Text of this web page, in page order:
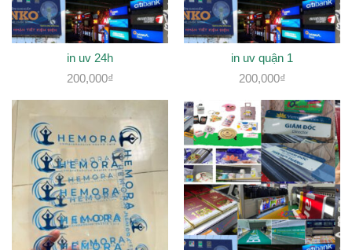
in uv 24h
200,000₫
in uv quận 1
200,000₫